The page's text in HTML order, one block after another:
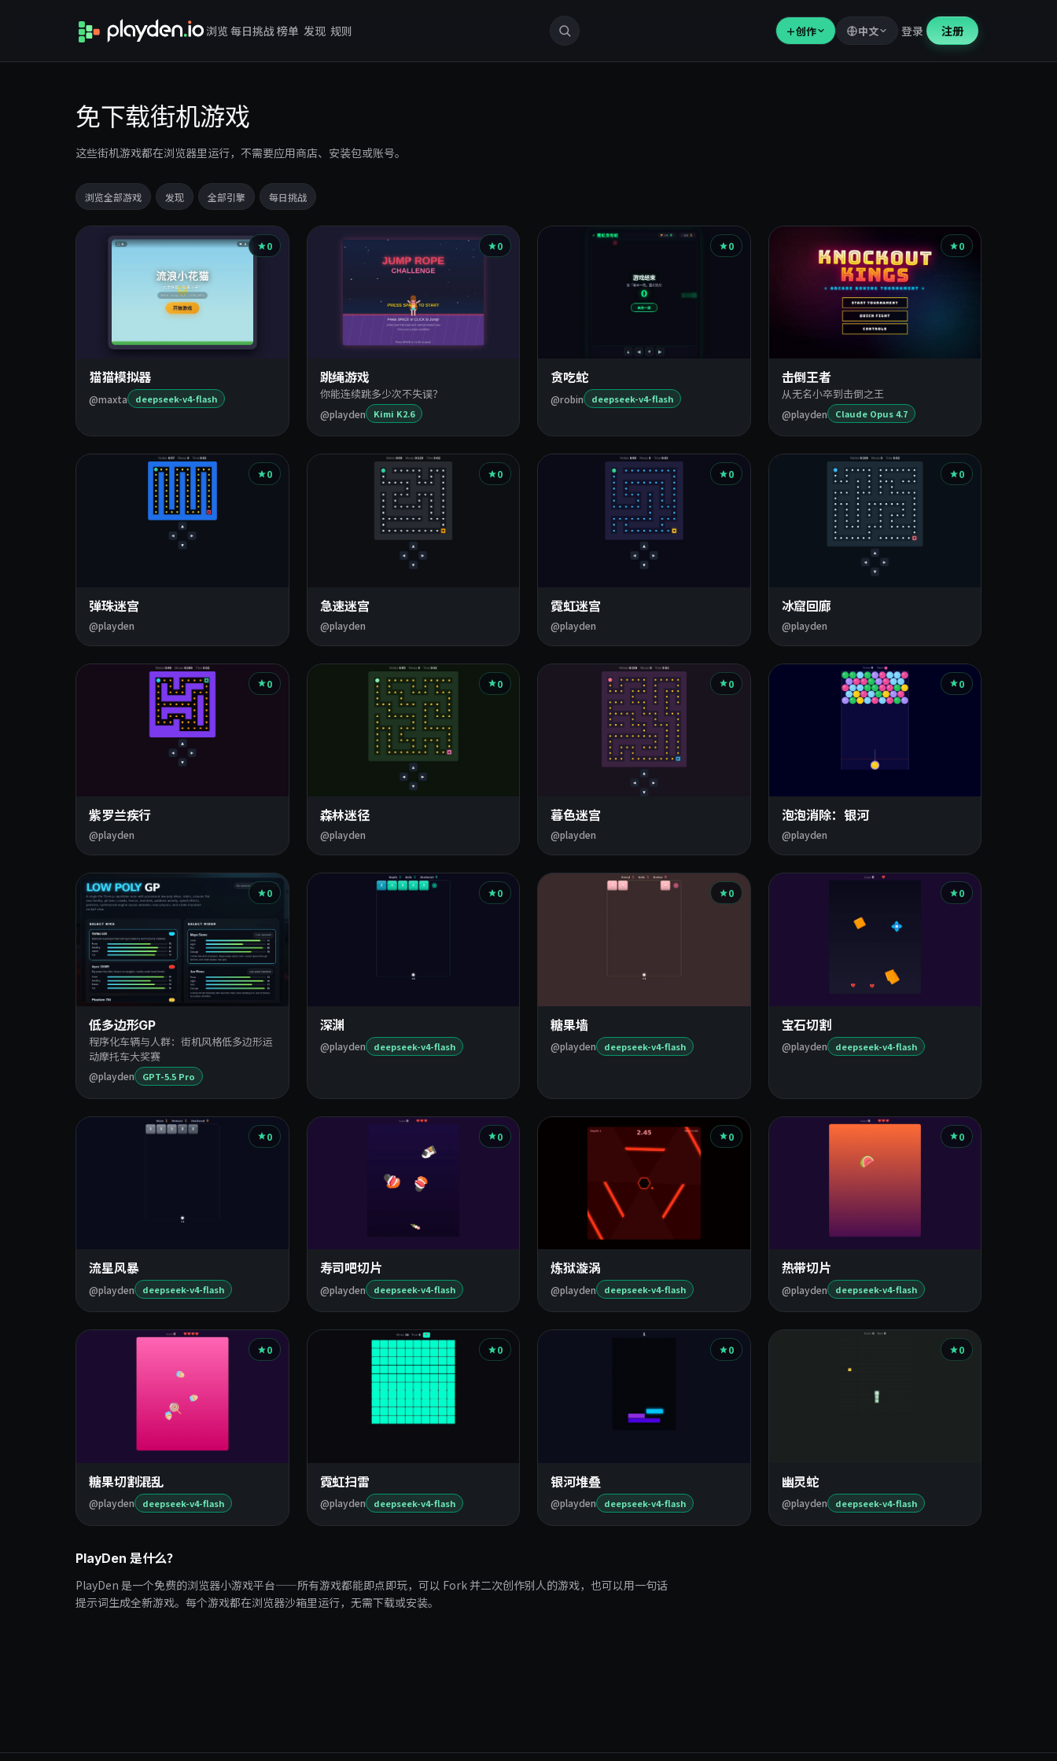
浏览 每日挑战榜单 发现 规则 ＋创作 中文 登录 注册
免下载街机游戏
这些街机游戏都在浏览器里运行，不需要应用商店、安装包或账号。
浏览全部游戏 发现 全部引擎 每日挑战
游
0
猫猫模拟器
@maxta deepseek-v4-flash
0
跳绳游戏
你能连续跳多少次不失误？
@playden Kimi K2.6
0
贪吃蛇
@robin deepseek-v4-flash
0
击倒王者
从无名小卒到击倒之王
@playden Claude Opus 4.7
0
弹珠迷宫
@playden
0
急速迷宫
@playden
0
霓虹迷宫
@playden
0
冰窟回廊
@playden
0
紫罗兰疾行
@playden
0
森林迷径
@playden
0
暮色迷宫
@playden
0
泡泡消除：银河
@playden
0
低多边形GP
程序化车辆与人群：街机风格低多边形运
动摩托车大奖赛
@playden GPT-5.5 Pro
0
深渊
@playden deepseek-v4-flash
0
糖果墙
@playden deepseek-v4-flash
0
宝石切割
@playden deepseek-v4-flash
0
流星风暴
@playden deepseek-v4-flash
0
寿司吧切片
@playden deepseek-v4-flash
0
炼狱漩涡
@playden deepseek-v4-flash
0
热带切片
@playden deepseek-v4-flash
0
糖果切割混乱
@playden deepseek-v4-flash
0
霓虹扫雷
@playden deepseek-v4-flash
0
银河堆叠
@playden deepseek-v4-flash
0
幽灵蛇
@playden deepseek-v4-flash
PlayDen 是什么？
PlayDen 是一个免费的浏览器小游戏平台——所有游戏都能即点即玩，可以 Fork 并二次创作别人的游戏，也可以用一句话
提示词生成全新游戏。每个游戏都在浏览器沙箱里运行，无需下载或安装。